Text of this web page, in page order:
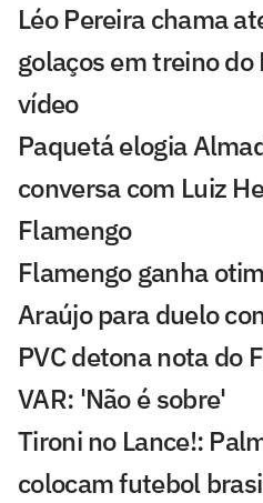
Léo Pereira chama
golaços em treino do
vídeo
Paquetá elogia
conversa com Luiz
Flamengo
Flamengo ganha
Araújo para duelo
PVC detona nota do
VAR: 'Não é sobre'
Tironi no Lance!:
colocam futebol